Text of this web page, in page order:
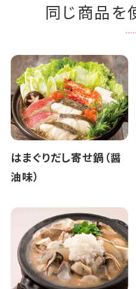
同じ商品を
はまぐりだし寄せ鍋（醤
油味）